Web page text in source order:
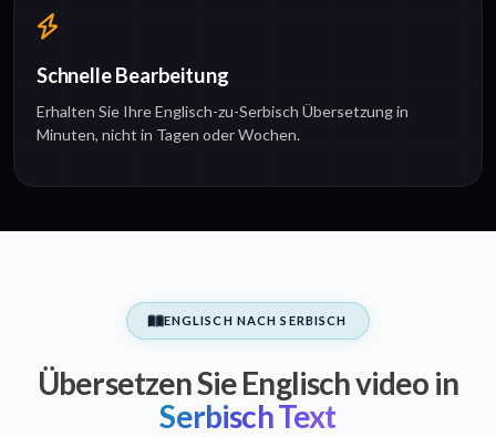
Schnelle Bearbeitung
Erhalten Sie Ihre Englisch-zu-Serbisch Übersetzung in
Minuten, nicht in Tagen oder Wochen.
ENGLISCH NACH SERBISCH
Übersetzen Sie Englisch video in
Serbisch Text